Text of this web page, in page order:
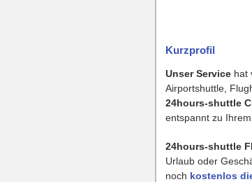
Kurzprofil
Unser Service hat
Airportshuttle,
24hours-shuttle
entspannt zu
24hours-shuttle
Urlaub oder
noch kostenlos